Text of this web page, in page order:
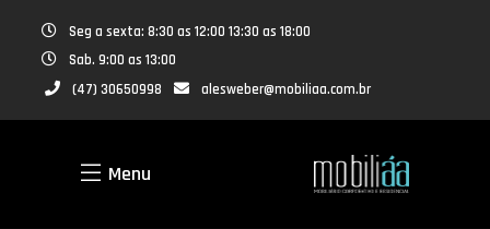
Seg a sexta: 8:30 as 12:00 13:30 as 18:00
Sab. 9:00 as 13:00
(47) 30650998
alesweber@mobiliaa.com.br
Menu